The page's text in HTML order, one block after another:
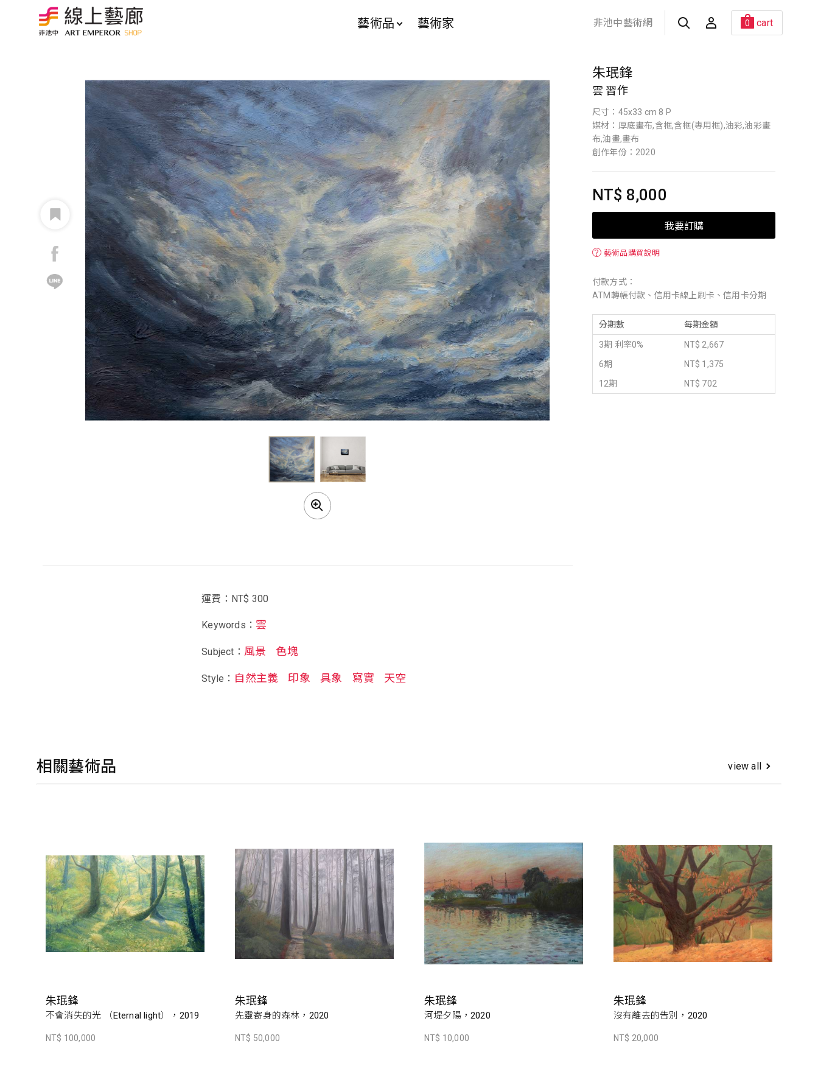
藝術品 藝術家 非池中藝術網 0 cart
朱珉鋒
雲 習作
尺寸：45x33 cm 8 P
媒材：厚底畫布,含框,含框(專用框),油彩,油彩畫
布,油畫,畫布
創作年份：2020
NT$ 8,000
我要訂購
？ 藝術品購買說明
付款方式：
ATM轉帳付款、信用卡線上刷卡、信用卡分期
分期數 每期金額
3期 利率0%
NT$ 2,667
6期
NT$ 1,375
12期
NT$ 702
運費：NT$ 300
Keywords： 雲
Subject： 風景 色塊
Style： 自然主義 印象 具象 寫實 天空
相關藝術品 view all
朱珉鋒
不會消失的光 （Eternal light），2019
NT$ 100,000
朱珉鋒
先靈寄身的森林，2020
NT$ 50,000
朱珉鋒
河堤夕陽，2020
NT$ 10,000
朱珉鋒
沒有離去的告別，2020
NT$ 20,000